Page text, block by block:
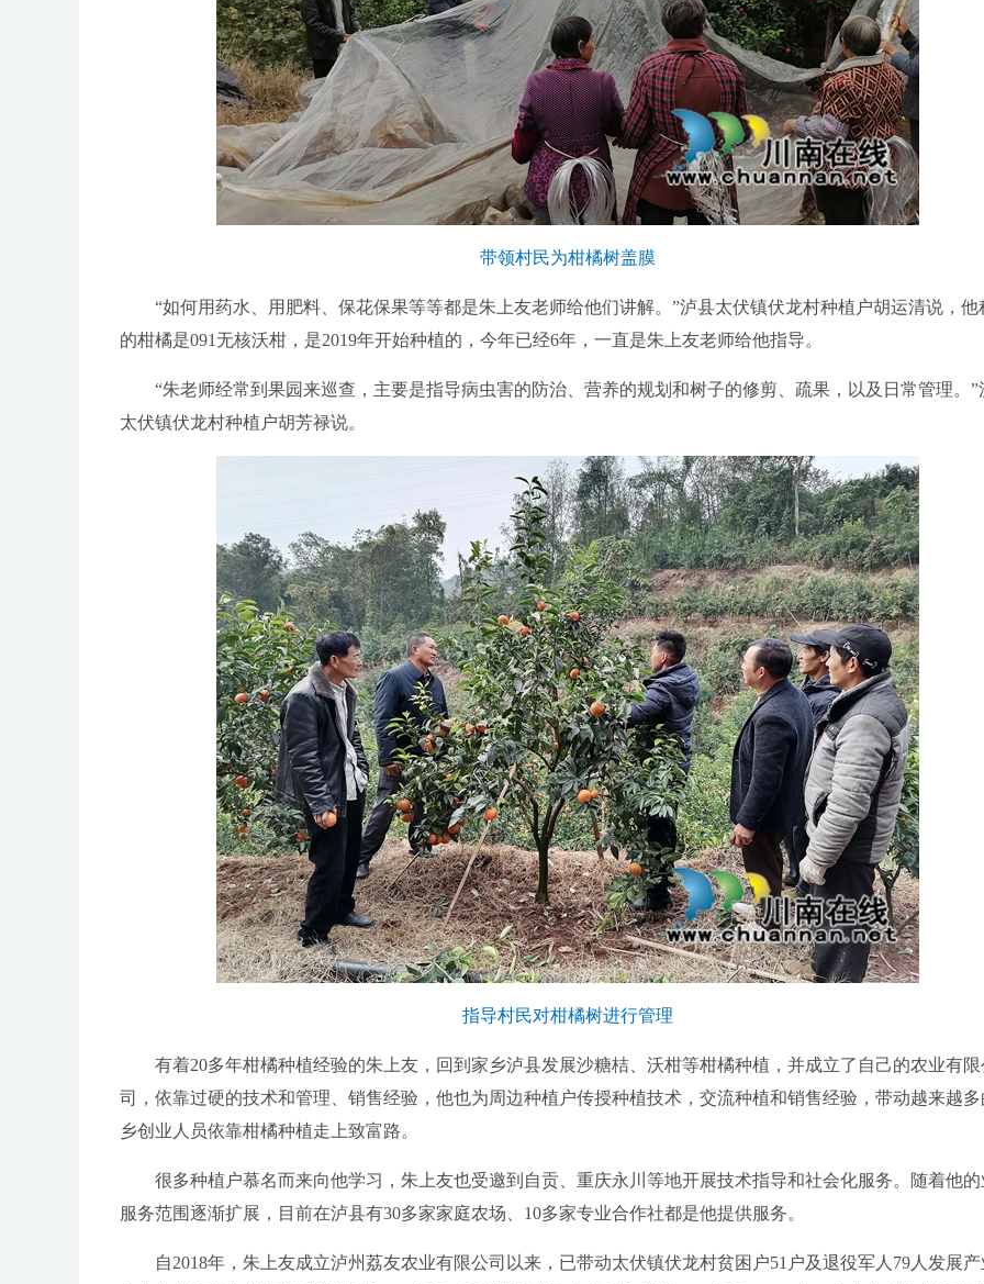
带领村民为柑橘树盖膜
“如何用药水、用肥料、保花保果等等都是朱上友老师给他们讲解。”泸县太伏镇伏龙村种植户胡运清说，他
的柑橘是091无核沃柑，是2019年开始种植的，今年已经6年，一直是朱上友老师给他指导。
“朱老师经常到果园来巡查，主要是指导病虫害的防治、营养的规划和树子的修剪、疏果，以及日常管理。”
太伏镇伏龙村种植户胡芳禄说。
指导村民对柑橘树进行管理
有着20多年柑橘种植经验的朱上友，回到家乡泸县发展沙糖桔、沃柑等柑橘种植，并成立了自己的农业有限
司，依靠过硬的技术和管理、销售经验，他也为周边种植户传授种植技术，交流种植和销售经验，带动越来越多
乡创业人员依靠柑橘种植走上致富路。
很多种植户慕名而来向他学习，朱上友也受邀到自贡、重庆永川等地开展技术指导和社会化服务。随着他的
服务范围逐渐扩展，目前在泸县有30多家家庭农场、10多家专业合作社都是他提供服务。
自2018年，朱上友成立泸州荔友农业有限公司以来，已带动太伏镇伏龙村贫困户51户及退役军人79人发展产